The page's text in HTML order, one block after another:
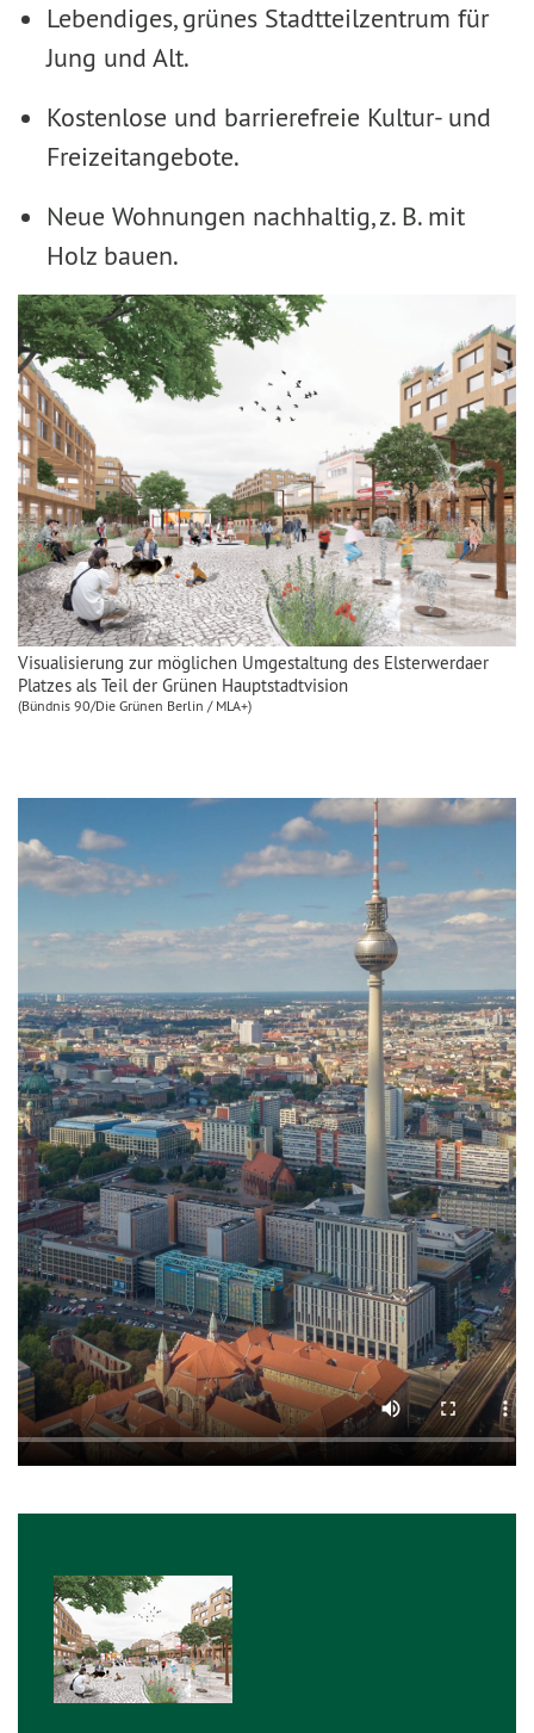
Lebendiges, grünes Stadtteilzentrum für
Jung und Alt.
Kostenlose und barrierefreie Kultur- und
Freizeitangebote.
Neue Wohnungen nachhaltig, z. B. mit
Holz bauen.
Visualisierung zur möglichen Umgestaltung des Elsterwerdaer
Platzes als Teil der Grünen Hauptstadtvision
(Bündnis 90/Die Grünen Berlin / MLA+)